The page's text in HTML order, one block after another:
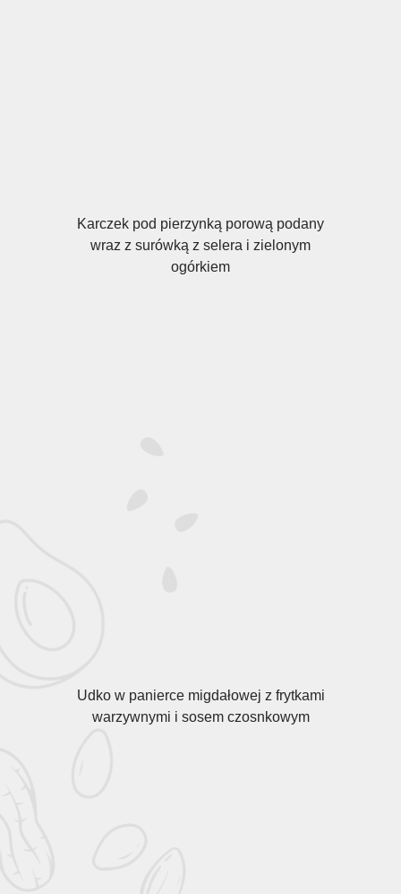
Karczek pod pierzynką porową podany
wraz z surówką z selera i zielonym
ogórkiem
Udko w panierce migdałowej z frytkami
warzywnymi i sosem czosnkowym